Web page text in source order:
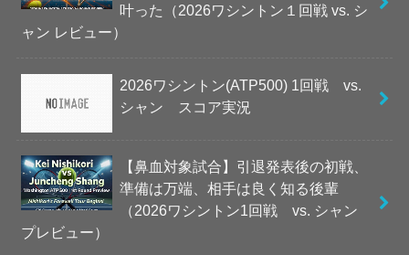
叶った（2026ワシントン１回戦 vs. シ
ャン レビュー）
2026ワシントン(ATP500) 1回戦 vs.
シャン スコア実況
【鼻血対象試合】引退発表後の初戦、
準備は万端、相手は良く知る後輩
（2026ワシントン1回戦 vs. シャン
プレビュー）